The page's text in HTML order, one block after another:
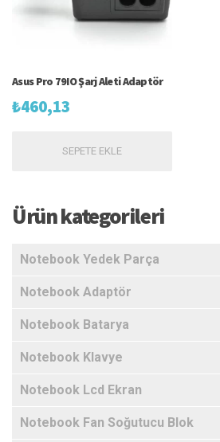
Asus Pro 79IO Şarj Aleti Adaptör
₺460,13
SEPETE EKLE
Ürün kategorileri
Notebook Yedek Parça
Notebook Adaptör
Notebook Batarya
Notebook Klavye
Notebook Lcd Ekran
Notebook Fan Soğutucu Blok